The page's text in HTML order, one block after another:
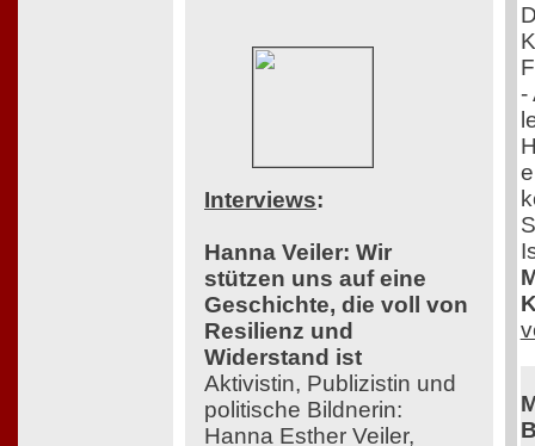
Interviews:
Hanna Veiler: Wir
stützen uns auf eine
Geschichte, die voll von
Resilienz und
Widerstand ist
Aktivistin, Publizistin und
politische Bildnerin:
Hanna Esther Veiler,
-